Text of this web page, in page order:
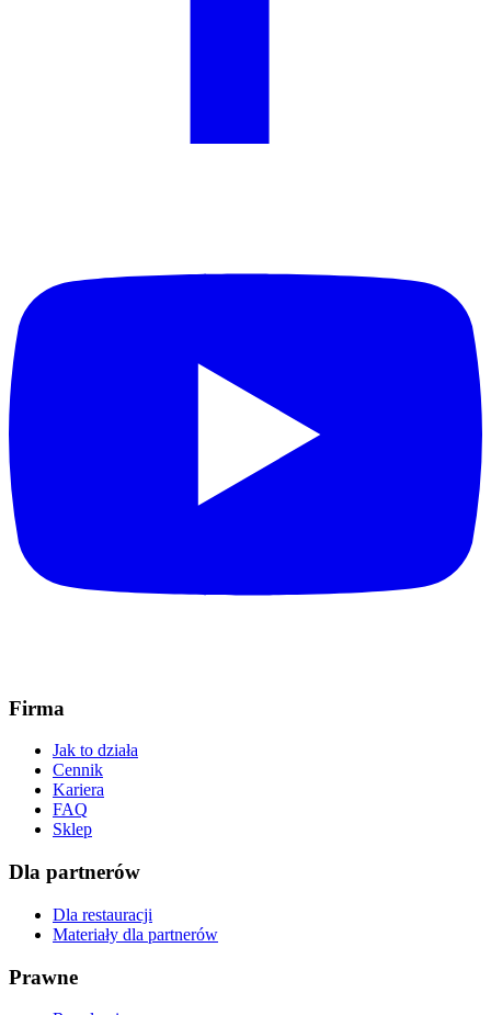
Firma
Jak to działa
Cennik
Kariera
FAQ
Sklep
Dla partnerów
Dla restauracji
Materiały dla partnerów
Prawne